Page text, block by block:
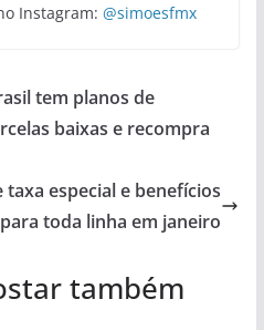
Instagram: @simoesfmx
tem planos de
baixas e recompra
especial e benefícios
para toda linha em janeiro
também